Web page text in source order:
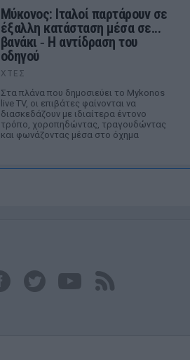
Μύκονος: Ιταλοί παρτάρουν σε
έξαλλη κατάσταση μέσα σε...
βανάκι ‑ Η αντίδραση του
οδηγού
ΧΤΕΣ
Στα πλάνα που δημοσιεύει το Mykonos
live TV, οι επιβάτες φαίνονται να
διασκεδάζουν με ιδιαίτερα έντονο
τρόπο, χοροπηδώντας, τραγουδώντας
και φωνάζοντας μέσα στο όχημα